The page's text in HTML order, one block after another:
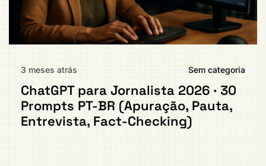
3 meses atrás Sem categoria
ChatGPT para Jornalista 2026 · 30
Prompts PT-BR (Apuração, Pauta,
Entrevista, Fact-Checking)